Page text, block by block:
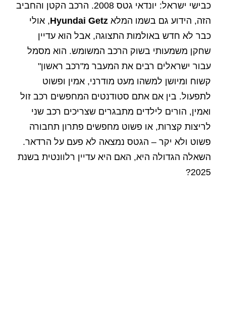
כבישי ישראל: יונדאי גטס 2008. הרכב הקטן והחביב
הזה, הידוע גם בשמו המלא Hyundai Getz, אולי
כבר לא חדש באולמות התצוגה, אבל הוא עדיין
שחקן משמעותי בשוק הרכב המשומש. הוא מסמל
עבור ישראלים רבים את המעבר מ"רכב ראשון"
קשוח ומיושן למשהו מעט מודרני, אמין ופשוט
לתפעול. בין אם אתם סטודנטים המחפשים רכב זול
ואמין, הורים לילדים מתבגרים שצריכים רכב שני
לריצות קצרות, או פשוט מחפשים פתרון תחבורה
פשוט ולא יקר – הגטס נמצאה לא פעם על הרדאר.
השאלה הגדולה היא, האם היא עדיין רלוונטית בשנת
2025?